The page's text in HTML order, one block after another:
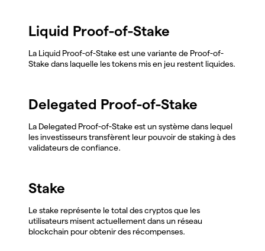
Liquid Proof-of-Stake
La Liquid Proof-of-Stake est une variante de Proof-of-
Stake dans laquelle les tokens mis en jeu restent liquides.
Delegated Proof-of-Stake
La Delegated Proof-of-Stake est un système dans lequel
les investisseurs transfèrent leur pouvoir de staking à des
validateurs de confiance.
Stake
Le stake représente le total des cryptos que les
utilisateurs misent actuellement dans un réseau
blockchain pour obtenir des récompenses.